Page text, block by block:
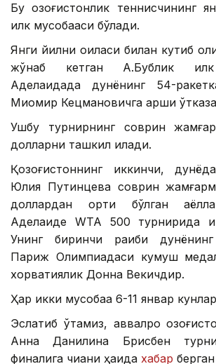
Бу қозоғистонлик теннисчининг
илк мусобақаси бўлади.
Янги йилни оиласи билан кутиб
жўнаб кетган А.Бублик
Аделаидада дунёнинг 54-
Миомир Кецмановичга қарши
Ушбу турнирнинг соврин
долларни ташкил қилади.
Қозоғистоннинг иккинчи,
Юлия Путинцева соврин
доллардан ортиқ бўлган
Аделаиде WТА 500 турнирида
Унинг биринчи рақиби дунёнинг
Париж Олимпиадаси кумуш
хорватиялик Донна Векичдир.
Ҳар икки мусобақа 6-11 январ
Эслатиб ўтамиз, аввалроқ
Анна Данилина Брисбен
финалига чиққани ҳақида хабар